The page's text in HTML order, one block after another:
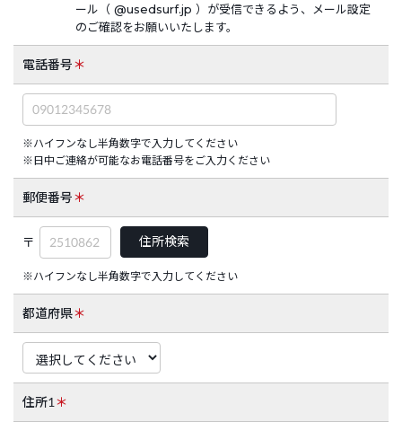
ール（ @usedsurf.jp ）が受信できるよう、メール設定
のご確認をお願いいたします。
電話番号＊
※ハイフンなし半角数字で入力してください
※日中ご連絡が可能なお電話番号をご入力ください
郵便番号＊
〒 住所検索
※ハイフンなし半角数字で入力してください
都道府県＊
住所1＊